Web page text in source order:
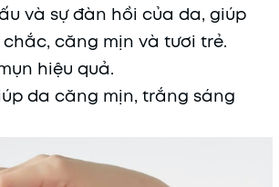
và sự đàn hồi của da, giúp
căng mịn và tươi trẻ.
hiệu quả.
da căng mịn, trắng sáng